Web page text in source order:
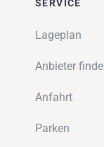
SERVICE
Lageplan
Anbieter
Anfahrt
Parken